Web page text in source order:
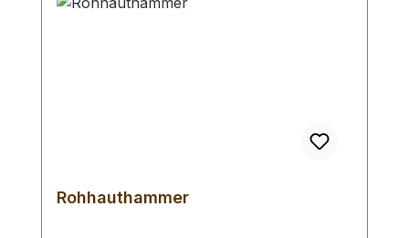
Dicke: 3 mm
Rohhauthammer